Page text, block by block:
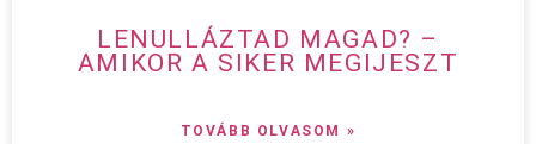
LENULLÁZTAD MAGAD? –
AMIKOR A SIKER MEGIJESZT
TOVÁBB OLVASOM »